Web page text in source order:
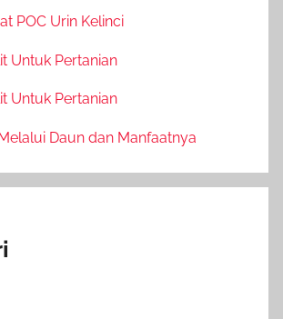
POC Urin Kelinci
Untuk Pertanian
Untuk Pertanian
Daun dan Manfaatnya